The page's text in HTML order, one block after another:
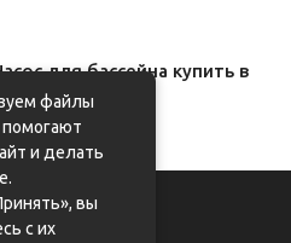
для бассейна купить в
файлы
и делать
вы
с их